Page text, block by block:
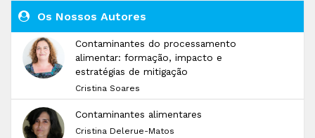
Os Nossos Autores
Contaminantes do processamento
alimentar: formação, impacto e
estratégias de mitigação
Cristina Soares
Contaminantes alimentares
Cristina Delerue-Matos